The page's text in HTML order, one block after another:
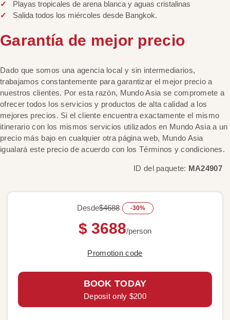
Playas tropicales de arena blanca y aguas cristalinas
Salida todos los miércoles desde Bangkok.
Garantía de mejor precio
Dado que somos una agencia local y sin intermediarios,
trabajamos constantemente para garantizar el mejor precio a
nuestros clientes. Por esta razón, Mundo Asia se compromete a
ofrecer todos los servicios y productos de alta calidad a los
mejores precios. Si el cliente encuentra exactamente el mismo
itinerario con los mismos servicios utilizados en Mundo Asia a un
precio más bajo en cualquier otra página web, Mundo Asia
igualará este precio de acuerdo con los Términos y condiciones.
ID del paquete: MA24907
Desde$4688 -30%
$ 3688/person
Promotion code
BOOK TODAY
Deposit only $200